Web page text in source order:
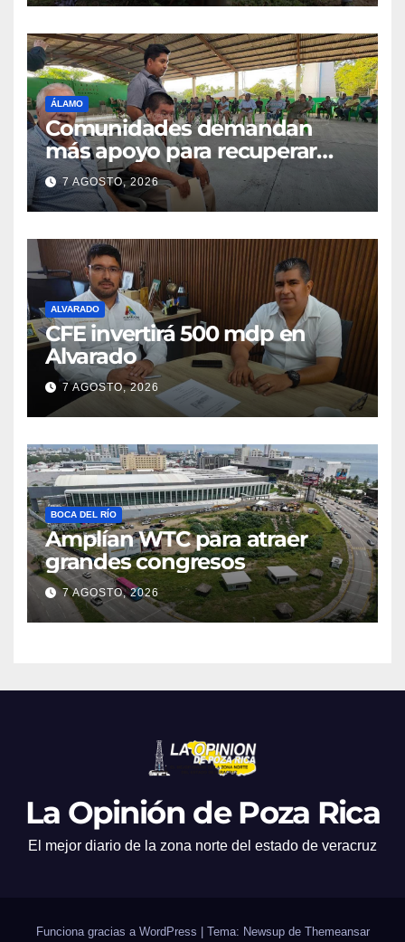
ÁLAMO
Comunidades demandan
más apoyo para recuperar
parcelas
7 AGOSTO, 2026
ALVARADO
CFE invertirá 500 mdp en
Alvarado
7 AGOSTO, 2026
BOCA DEL RÍO
Amplían WTC para atraer
grandes congresos
7 AGOSTO, 2026
La Opinión de Poza Rica
El mejor diario de la zona norte del estado de veracruz
Funciona gracias a WordPress Tema: Newsup de Themeansar